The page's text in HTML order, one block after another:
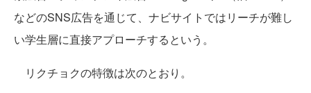
などのSNS広告を通じて、ナビサイトではリーチが難し
い学生層に直接アプローチするという。
リクチョクの特徴は次のとおり。